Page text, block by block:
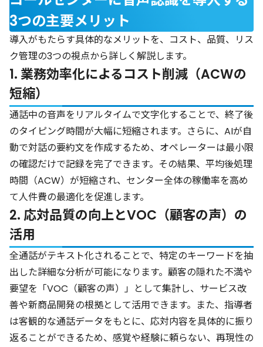
3つの主要メリット
導入がもたらす具体的なメリットを、コスト、品質、リス
ク管理の3つの視点から詳しく解説します。
1. 業務効率化によるコスト削減（ACWの
短縮）
通話中の音声をリアルタイムで文字化することで、終了後
のタイピング時間が大幅に短縮されます。さらに、AIが自
動で対話の要約文を作成するため、オペレーターは最小限
の確認だけで記録を完了できます。その結果、平均後処理
時間（ACW）が短縮され、センター全体の稼働率を高め
て人件費の最適化を促進します。
2. 応対品質の向上とVOC（顧客の声）の
活用
全通話がテキスト化されることで、特定のキーワードを抽
出した詳細な分析が可能になります。顧客の隠れた不満や
要望を「VOC（顧客の声）」として集計し、サービス改
善や新商品開発の根拠として活用できます。また、指導者
は客観的な通話データをもとに、応対内容を具体的に振り
返ることができるため、感覚や経験に頼らない、再現性の